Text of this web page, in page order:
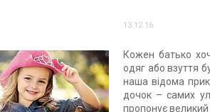
13.12.16
Кожен батько
одяг або взуття
наша відома
дочок – самих
пропонує великий